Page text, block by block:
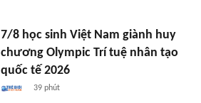
7/8 học sinh Việt Nam giành huy
chương Olympic Trí tuệ nhân tạo
quốc tế 2026
39 phút